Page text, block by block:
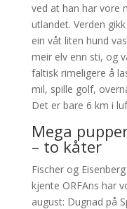
ved at han har vore
utlandet. Verden
ein våt liten hund
meir elv enn sti, og
faltisk rimeligere å
mil, spille golf,
Det er bare 6 km i
Mega
– to kåter
Fischer og
kjente ORFAns har
august: Dugnad på